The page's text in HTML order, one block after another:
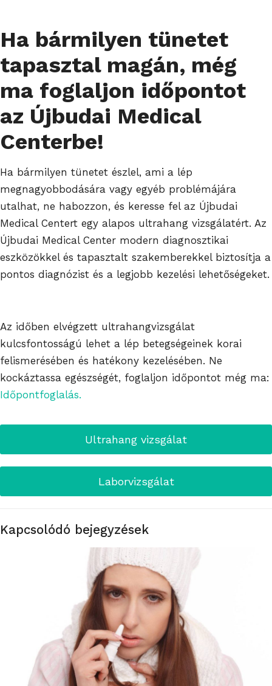
Ha bármilyen tünetet
tapasztal magán, még
ma foglaljon időpontot
az Újbudai Medical
Centerbe!
Ha bármilyen tünetet észlel, ami a lép
megnagyobbodására vagy egyéb problémájára
utalhat, ne habozzon, és keresse fel az Újbudai
Medical Centert egy alapos ultrahang vizsgálatért. Az
Újbudai Medical Center modern diagnosztikai
eszközökkel és tapasztalt szakemberekkel biztosítja a
pontos diagnózist és a legjobb kezelési lehetőségeket.
Az időben elvégzett ultrahangvizsgálat
kulcsfontosságú lehet a lép betegségeinek korai
felismerésében és hatékony kezelésében. Ne
kockáztassa egészségét, foglaljon időpontot még ma:
Időpontfoglalás.
Ultrahang vizsgálat
Laborvizsgálat
Kapcsolódó bejegyzések